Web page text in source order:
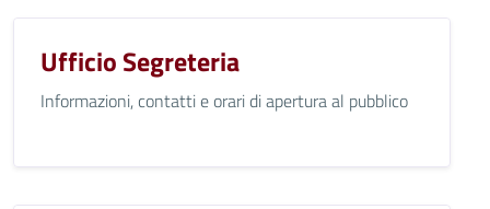
Ufficio Segreteria
Informazioni, contatti e orari di apertura al pubblico